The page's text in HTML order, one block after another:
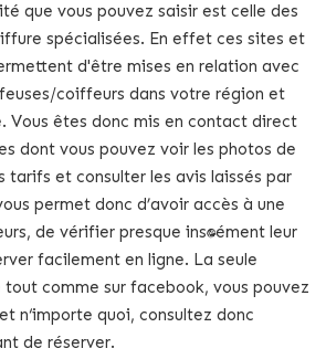
que vous pouvez saisir est celle des
spécialisées. En effet ces sites et
d'être mises en relation avec
coiffeurs dans votre région et
Vous êtes donc mis en contact direct
dont vous pouvez voir les photos de
tarifs et consulter les avis laissés par
permet donc d’avoir accès à une
de vérifier presque instantanément leur
facilement en ligne. La seule
tout comme sur facebook, vous pouvez
n‘importe quoi, consultez donc
de réserver.